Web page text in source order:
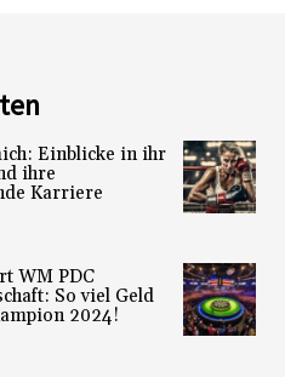
Einblicke in ihr
ihre
Karriere
WM PDC
So viel Geld
2024!